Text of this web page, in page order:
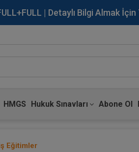
| Detaylı Bilgi Almak İçin
HMGS Hukuk Sınavları Abone Ol
Eğitimler